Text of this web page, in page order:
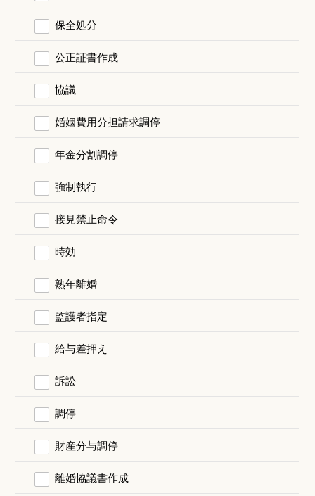
保全処分
公正証書作成
協議
婚姻費用分担請求調停
年金分割調停
強制執行
接見禁止命令
時効
熟年離婚
監護者指定
給与差押え
訴訟
調停
財産分与調停
離婚協議書作成